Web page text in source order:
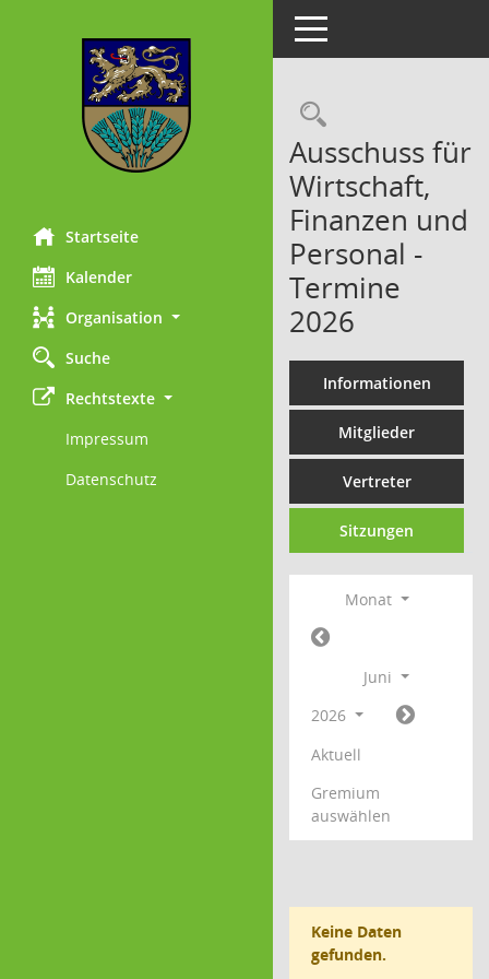
Startseite
Kalender
Organisation
Suche
Rechtstexte
Impressum
Datenschutz
Toggle navigation
Ausschuss für
Wirtschaft,
Finanzen und
Personal -
Termine
2026
Informationen
Mitglieder
Vertreter
Sitzungen
Monat
Juni
2026
Aktuell
Gremium
auswählen
Keine Daten
gefunden.